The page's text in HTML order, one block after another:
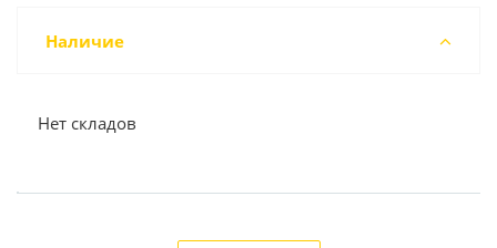
Наличие
Нет складов